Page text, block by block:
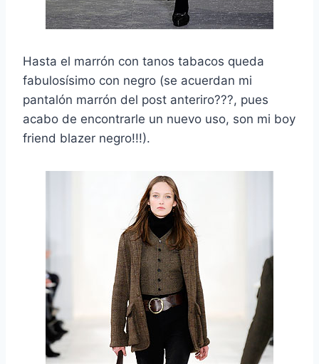
Hasta el marrón con tanos tabacos queda
fabulosísimo con negro (se acuerdan mi
pantalón marrón del post anteriro???, pues
acabo de encontrarle un nuevo uso, son mi boy
friend blazer negro!!!).